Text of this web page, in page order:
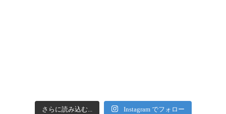
さらに読み込む... Instagram でフォロー